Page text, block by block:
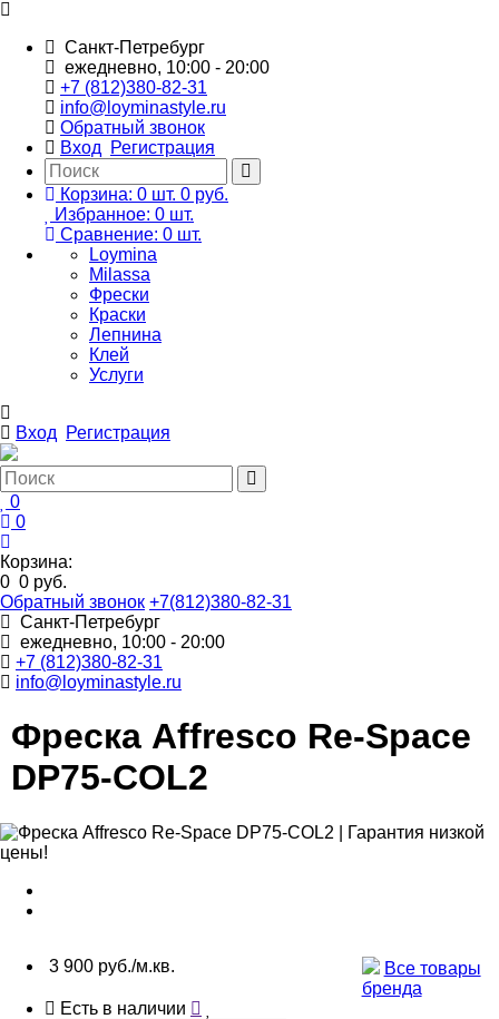
Санкт-Петребург
ежедневно, 10:00 - 20:00
+7 (812)380-82-31
info@loyminastyle.ru
Обратный звонок
Вход
Регистрация
Корзина: 0 шт. 0 руб.
Избранное: 0 шт.
Сравнение: 0 шт.
Loymina
Milassa
Фрески
Краски
Лепнина
Клей
Услуги
Вход Регистрация
0
0
Корзина:
0 0 руб.
Обратный звонок +7(812)380-82-31
Санкт-Петребург
ежедневно, 10:00 - 20:00
+7 (812)380-82-31
info@loyminastyle.ru
Фреска Affresco Re-Space
DP75-COL2
3 900 руб./м.кв.
Все товары
бренда
Есть в наличии